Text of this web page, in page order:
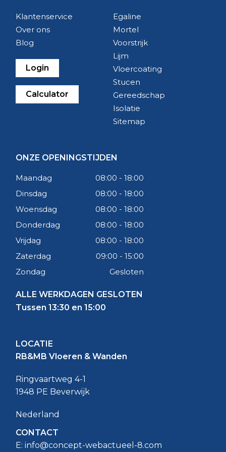
Klantenservice
Over ons
Blog
Login
Calculator
Egaline
Mortel
Voorstrijk
Lijm
Vloercoating
Stucen
Gereedschap
Isolatie
Sitemap
ONZE OPENINGSTIJDEN
Maandag
08:00 - 18:00
Dinsdag
08:00 - 18:00
Woensdag
08:00 - 18:00
Donderdag
08:00 - 18:00
Vrijdag
08:00 - 18:00
Zaterdag
09:00 - 15:00
Zondag
Gesloten
ALLE WERKDAGEN GESLOTEN
Tussen 13:30 en 15:00
LOCATIE
RB&MB Vloeren & Wanden
Ringvaartweg 4-1
1948 PE Beverwijk
Nederland
CONTACT
E: info@concept-webactueel-8.com